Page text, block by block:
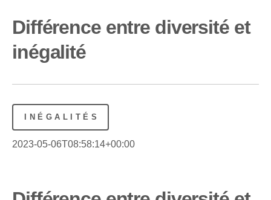
Différence entre diversité et
inégalité
INÉGALITÉS
2023-05-06T08:58:14+00:00